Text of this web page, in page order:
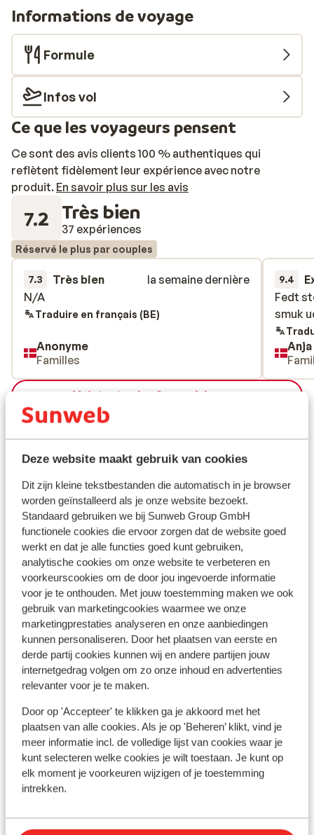
Deze website maakt gebruik van cookies
Dit zijn kleine tekstbestanden die automatisch in je browser
worden geïnstalleerd als je onze website bezoekt.
Standaard gebruiken we bij Sunweb Group GmbH
functionele cookies die ervoor zorgen dat de website goed
werkt en dat je alle functies goed kunt gebruiken,
analytische cookies om onze website te verbeteren en
voorkeurscookies om de door jou ingevoerde informatie
voor je te onthouden. Met jouw toestemming maken we ook
gebruik van marketingcookies waarmee we onze
marketingprestaties analyseren en onze aanbiedingen
kunnen personaliseren. Door het plaatsen van eerste en
derde partij cookies kunnen wij en andere partijen jouw
internetgedrag volgen om zo onze inhoud en advertenties
relevanter voor je te maken.
Door op 'Accepteer' te klikken ga je akkoord met het
plaatsen van alle cookies. Als je op 'Beheren’ klikt, vind je
meer informatie incl. de volledige lijst van cookies waar je
kunt selecteren welke cookies je wilt toestaan. Je kunt op
elk moment je voorkeuren wijzigen of je toestemming
intrekken.
kilomètre: vous pourrez ainsi vous y rendre facilement
afin de vous baigner dans les eaux claires de la mer ou
peaufiner votre bronzage. Tout autour, vous trouverez
différentes tavernes, un supermarché ainsi qu'une
boutique de souvenirs. Le complexe offre de
nombreuses installations pour petits et grands.
Détendez-vous sur une chaise longue au bord de la
piscine, pendant que vos enfants s'amusent dans l'eau
tout en profitant des rayons du soleil grec. Au bar de la
piscine, vous pourrez savourer de délicieuses
collations ou siroter un bon cocktail. L'hôtel compte 65
chambres, assez simples mais joliment décorées dans
des tons colorés. Elles possèdent toutes la
climatisation, une salle de bain privative et un joli
balcon. Vous y passerez de belles nuits reposantes
Bon séjour!
Informations de voyage
Formule
Infos vol
Ce que les voyageurs pensent
Ce sont des avis clients 100 % authentiques qui
reflètent fidèlement leur expérience avec notre
produit. En savoir plus sur les avis
7.2 Très bien
37 expériences
Réservé le plus par couples
7.3 Très bien
la semaine dernière
N/A
N/A
Traduire en français (BE)
Anonyme
Familles
9.4
Fedt
smuk
Fedt
smuk
Voir toutes les 37 expériences
Autres hébergements - Corfou
The Olivar Suites
Hôtel Rossis Beach
Nido, Mar-Bella Collection - réservé aux adultes
Appartements Dionisos
Appartements Ippocrates
Ikos Dassia
Hôtel Atlantica Grand Mediterraneo - adults only
Hôtel Delfinia